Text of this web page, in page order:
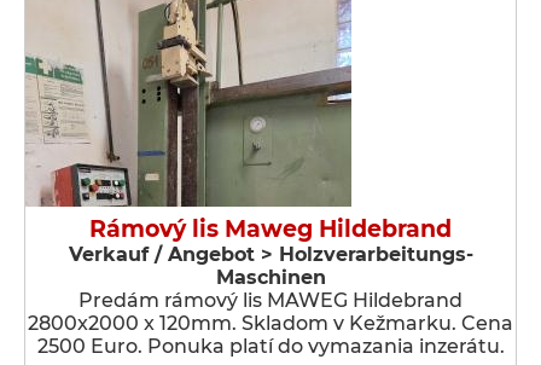
Rámový lis Maweg Hildebrand
Verkauf / Angebot > Holzverarbeitungs-
Maschinen
Predám rámový lis MAWEG Hildebrand
2800x2000 x 120mm. Skladom v Kežmarku. Cena
2500 Euro. Ponuka platí do vymazania inzerátu.